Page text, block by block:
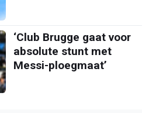
‘Club Brugge gaat voor
absolute stunt met
Messi-ploegmaat’